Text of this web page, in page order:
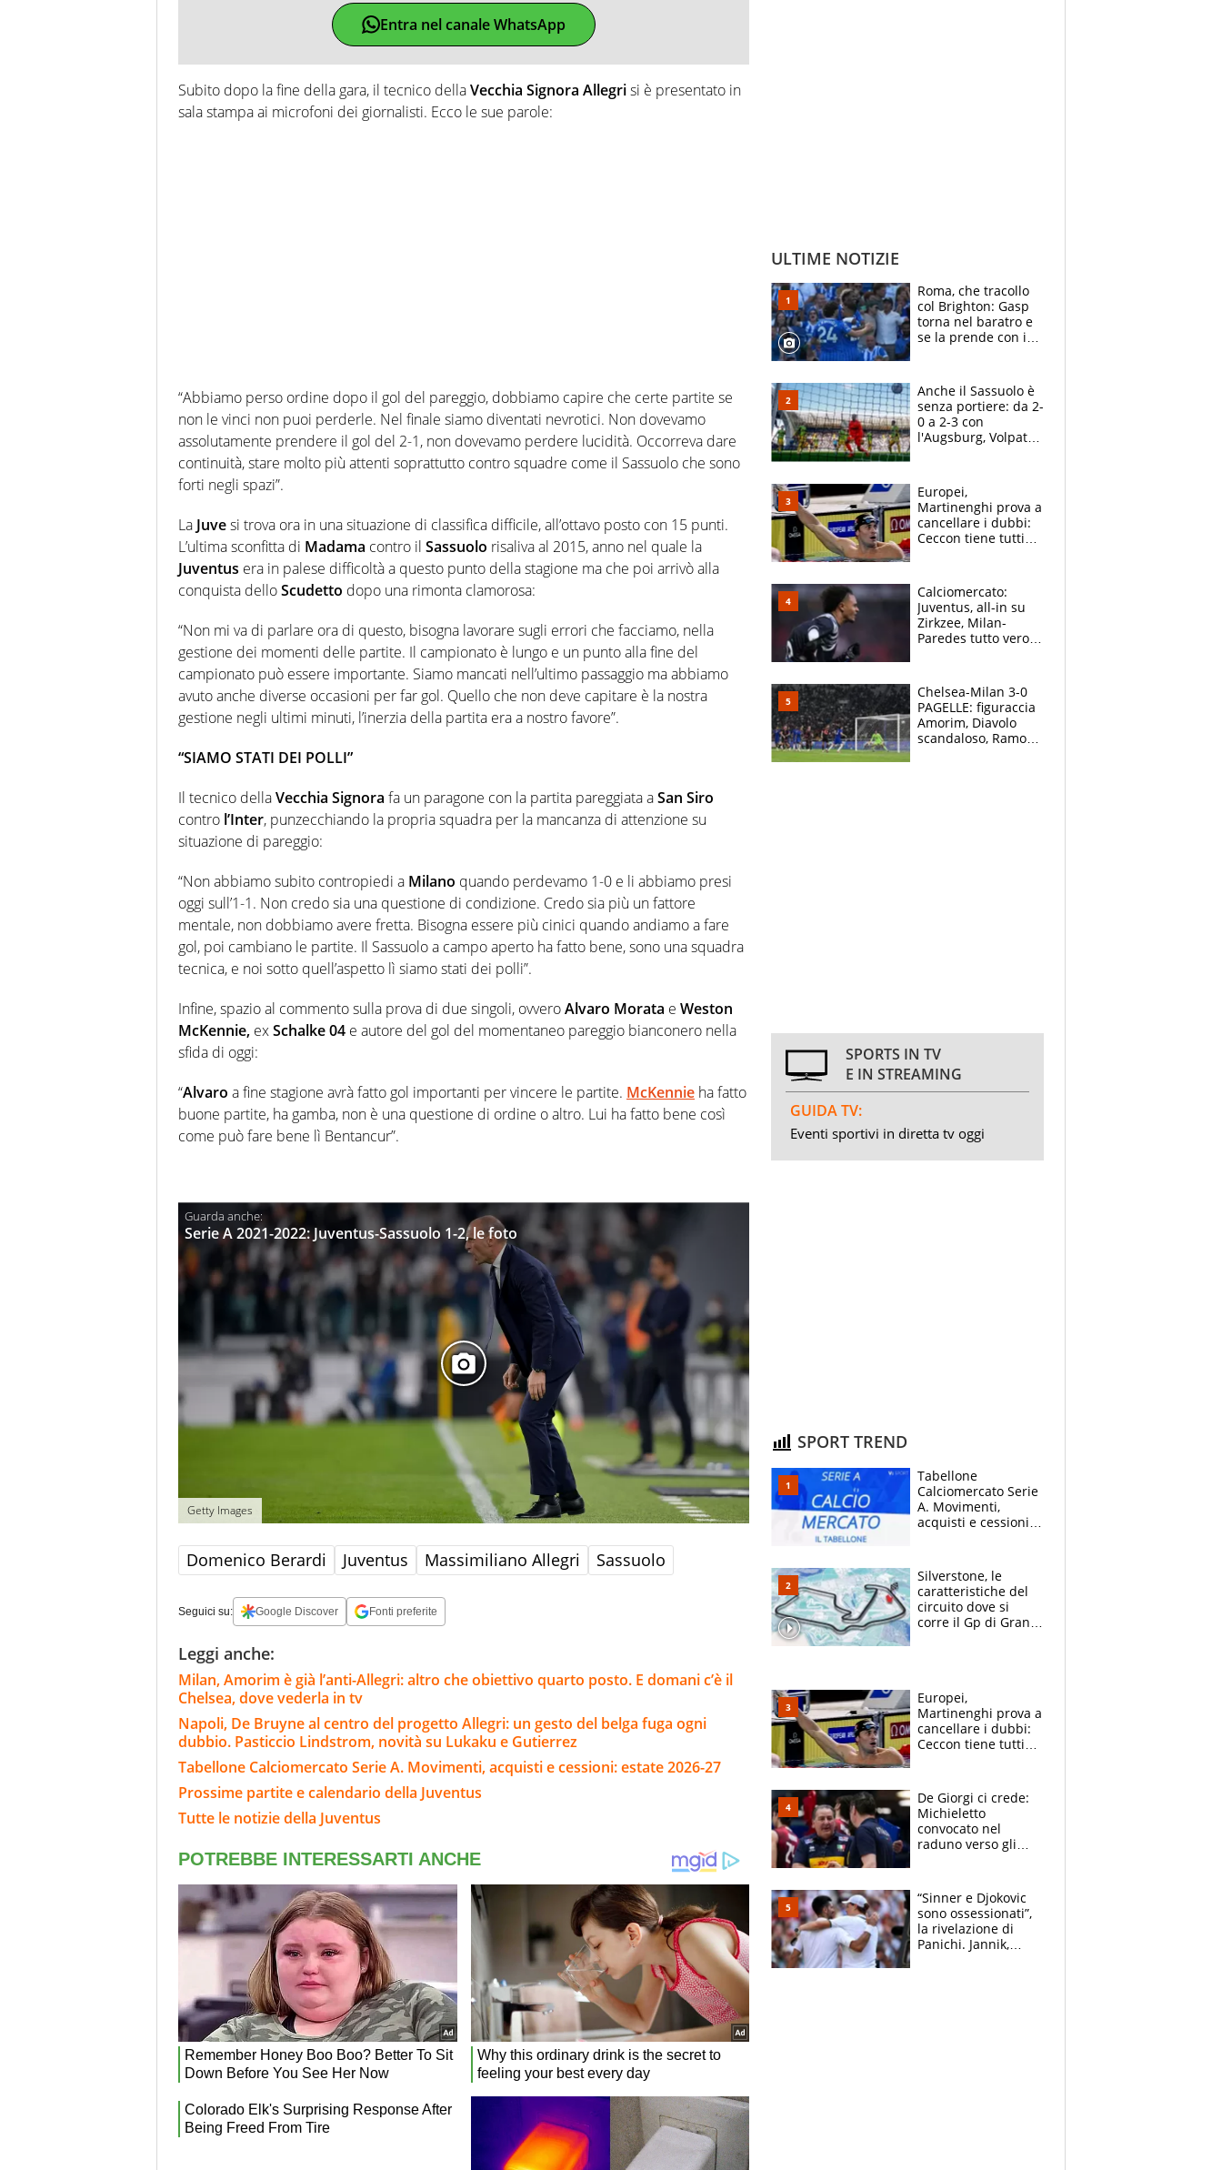
Entra nel canale WhatsApp
Subito dopo la fine della gara, il tecnico dellaVecchia Signora Allegrisi è presentato in
sala stampa ai microfoni dei giornalisti. Ecco le sue parole:
“Abbiamo perso ordine dopo il gol del pareggio, dobbiamo capire che certe partite se
non le vinci non puoi perderle. Nel finale siamo diventati nevrotici. Non dovevamo
assolutamente prendere il gol del 2-1, non dovevamo perdere lucidità. Occorreva dare
continuità, stare molto più attenti soprattutto contro squadre come il Sassuolo che sono
forti negli spazi”.
La Juvesi trova ora in una situazione di classifica difficile, all’ottavo posto con 15 punti.
L’ultima sconfitta di Madama contro il Sassuolo risaliva al 2015, anno nel quale la
Juventus era in palese difficoltà a questo punto della stagione ma che poi arrivò alla
conquista delloScudetto dopo una rimonta clamorosa:
“Non mi va di parlare ora di questo, bisogna lavorare sugli errori che facciamo, nella
gestione dei momenti delle partite. Il campionato è lungo e un punto alla fine del
campionato può essere importante. Siamo mancati nell’ultimo passaggio ma abbiamo
avuto anche diverse occasioni per far gol. Quello che non deve capitare è la nostra
gestione negli ultimi minuti, l’inerzia della partita era a nostro favore”.
“SIAMO STATI DEI POLLI”
Il tecnico dellaVecchia Signora fa un paragone con la partita pareggiata aSan Siro
contro l’Inter, punzecchiando la propria squadra per la mancanza di attenzione su
situazione di pareggio:
“Non abbiamo subito contropiedi a Milano quando perdevamo 1-0 e li abbiamo presi
oggi sull’1-1. Non credo sia una questione di condizione. Credo sia più un fattore
mentale, non dobbiamo avere fretta. Bisogna essere più cinici quando andiamo a fare
gol, poi cambiano le partite. Il Sassuolo a campo aperto ha fatto bene, sono una squadra
tecnica, e noi sotto quell’aspetto lì siamo stati dei polli”.
Infine, spazio al commento sulla prova di due singoli, ovveroAlvaro Morata e Weston
McKennie, exSchalke 04 e autore del gol del momentaneo pareggio bianconero nella
sfida di oggi:
“Alvaro a fine stagione avrà fatto gol importanti per vincere le partite. McKennie ha fatto
buone partite, ha gamba, non è una questione di ordine o altro. Lui ha fatto bene così
come può fare bene lì Bentancur”.
Serie A 2021-2022: Juventus-Sassuolo 1-2, le foto
Getty Images
Domenico Berardi Juventus Massimiliano Allegri Sassuolo
Seguici su: Google Discover Fonti preferite
Leggi anche:
Milan, Amorim è già l’anti-Allegri: altro che obiettivo quarto posto. E domani c’è il
Chelsea, dove vederla in tv
Napoli, De Bruyne al centro del progetto Allegri: un gesto del belga fuga ogni
dubbio. Pasticcio Lindstrom, novità su Lukaku e Gutierrez
Tabellone Calciomercato Serie A. Movimenti, acquisti e cessioni: estate 2026-27
Prossime partite e calendario della Juventus
Tutte le notizie della Juventus
ULTIME NOTIZIE
Roma, che tracollo
col Brighton: Gasp
torna nel baratro e
se la prende con i
Anche il Sassuolo è
senza portiere: da 2-
0 a 2-3 con
l'Augsburg, Volpato
Europei,
Martinenghi prova a
cancellare i dubbi:
Ceccon tiene tutti
Curtis
Calciomercato:
Juventus, all-in su
Zirkzee, Milan-
Paredes tutto vero,
Chelsea-Milan 3-0
PAGELLE: figuraccia
Amorim, Diavolo
scandaloso, Ramos
SPORTS IN TV
E IN STREAMING
GUIDA TV:
Eventi sportivi in diretta tv oggi
SPORT TREND
Tabellone
Calciomercato Serie
A. Movimenti,
acquisti e cessioni:
Silverstone, le
caratteristiche del
circuito dove si
corre il Gp di Gran
Europei,
Martinenghi prova a
cancellare i dubbi:
Ceccon tiene tutti
Curtis
De Giorgi ci crede:
Michieletto
convocato nel
raduno verso gli
“Sinner e Djokovic
sono ossessionati”,
la rivelazione di
Panichi. Jannik,